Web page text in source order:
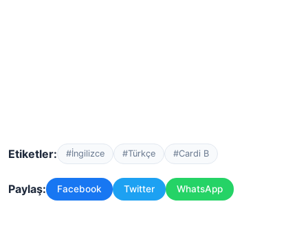
Etiketler: #İngilizce #Türkçe #Cardi B
Paylaş: Facebook Twitter WhatsApp